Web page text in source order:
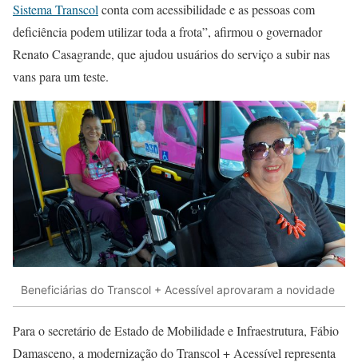
Sistema Transcolconta com acessibilidade e as pessoas com
deficiência podem utilizar toda a frota”, afirmou o governador
Renato Casagrande, que ajudou usuários do serviço a subir nas
vans para um teste.
Beneficiárias do Transcol + Acessível aprovaram a novidade
Para o secretário de Estado de Mobilidade e Infraestrutura, Fábio
Damasceno, a modernização do Transcol + Acessível representa